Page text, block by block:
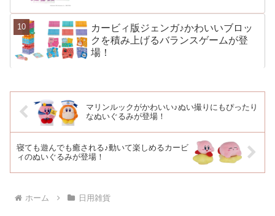
カービィ版ジェンガ♪かわいいブロッ
クを積み上げるバランスゲームが登
場！
マリンルックがかわいい♪ぬい撮りにもぴったり
なぬいぐるみが登場！
寝ても遊んでも癒される♪動いて楽しめるカービ
ィのぬいぐるみが登場！
ホーム 日用雑貨